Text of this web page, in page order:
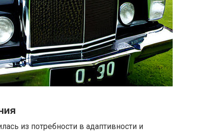
из потребности в адаптивности и